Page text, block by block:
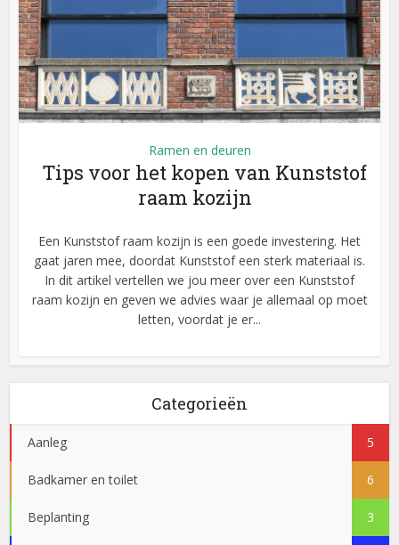
Ramen en deuren
Tips voor het kopen van Kunststof
raam kozijn
Een Kunststof raam kozijn is een goede investering. Het
gaat jaren mee, doordat Kunststof een sterk materiaal is.
In dit artikel vertellen we jou meer over een Kunststof
raam kozijn en geven we advies waar je allemaal op moet
letten, voordat je er...
Categorieën
Aanleg 5
Badkamer en toilet 6
Beplanting 3